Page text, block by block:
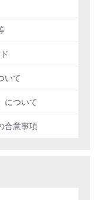
いて
について
合意事項